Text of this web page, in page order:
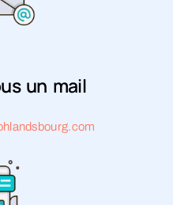
un mail